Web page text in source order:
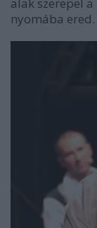
nyomába ered.